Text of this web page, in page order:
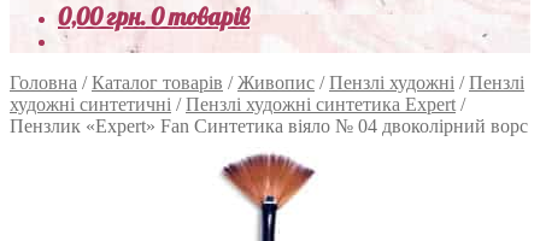
0,00грн.0 товарів
Головна /Каталог товарів /Живопис /Пензлі художні /Пензлі
художні синтетичні /Пензлі художні синтетика Expert /
Пензлик «Expert» Fan Синтетика віяло № 04 двоколірний ворс